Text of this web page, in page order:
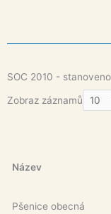
SOC 2010 -
Zobraz záznamů
Název
Pšenice obecná